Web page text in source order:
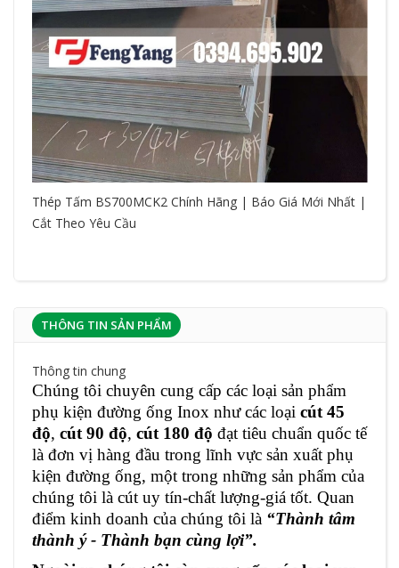
Thép Tấm BS700MCK2 Chính Hãng | Báo Giá Mới Nhất |
Cắt Theo Yêu Cầu
THÔNG TIN SẢN PHẨM
Thông tin chung
Chúng tôi chuyên cung cấp các loại sản phẩm
phụ kiện đường ống Inox như các loại cút 45
độ, cút 90 độ, cút 180 độ đạt tiêu chuẩn quốc tế
là đơn vị hàng đầu trong lĩnh vực sản xuất phụ
kiện đường ống, một trong những sản phẩm của
chúng tôi là cút uy tín-chất lượng-giá tốt. Quan
điểm kinh doanh của chúng tôi là “Thành tâm
thành ý - Thành bạn cùng lợi”.